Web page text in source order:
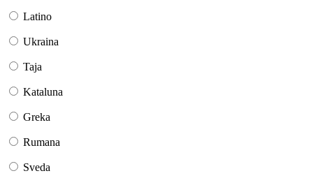
Latino
Ukraina
Taja
Kataluna
Greka
Rumana
Sveda